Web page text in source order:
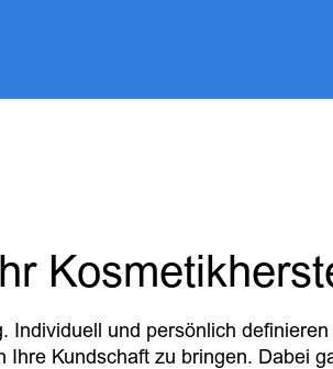
und persönlich
Kundschaft zu bringen. Dabei